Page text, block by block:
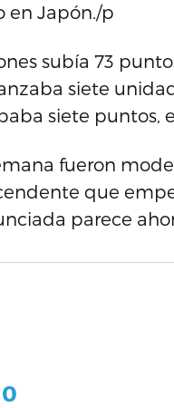
en Japón./p
subía 73
siete
siete puntos,
fueron
que
parece
0